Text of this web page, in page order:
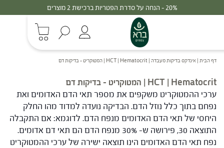
20% - הנחה על סדרת הפטריות ברכישת 2 מוצרים
דף הבית | אינדקס בדיקות מעבדה | HCT | Hematocrit | המטוקריט – בדיקות דם
HCT | Hematocrit | המטוקריט – בדיקות דם
ערכי ההמטוקריט משקפים את מספר תאי הדם האדומים ואת
נפחם בתוך כלל נוזל הדם. הבדיקה נועדה למדוד מהו החלק
היחסי של תאי הדם האדומים מנפח הדם. לדוגמא: אם התקבלה
התוצאה 30, פירושה ש- 30% מנפח הדם הם תאי דם אדומים.
נפח תאי הדם האדומים הינו תוצאה ישירה של ערכי ההמטוקריט